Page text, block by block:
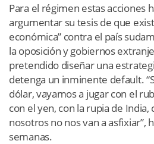
Para el régimen estas acciones
argumentar su tesis de que
económica” contra el país
la oposición y gobiernos
pretendido diseñar una
detenga un inminente default.
dólar, vayamos a jugar con el
con el yen, con la rupia de
nosotros no nos van a asfixiar”,
semanas.